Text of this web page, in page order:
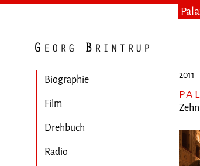
Biographie
Film
Drehbuch
Radio
2011